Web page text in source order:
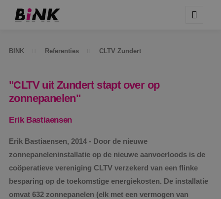
BINK Referenties CLTV Zundert
"CLTV uit Zundert stapt over op
zonnepanelen"
Erik Bastiaensen
Erik Bastiaensen, 2014 - Door de nieuwe
zonnepaneleninstallatie op de nieuwe aanvoerloods is de
coöperatieve vereniging CLTV verzekerd van een flinke
besparing op de toekomstige energiekosten. De installatie
omvat 632 zonnepanelen (elk met een vermogen van